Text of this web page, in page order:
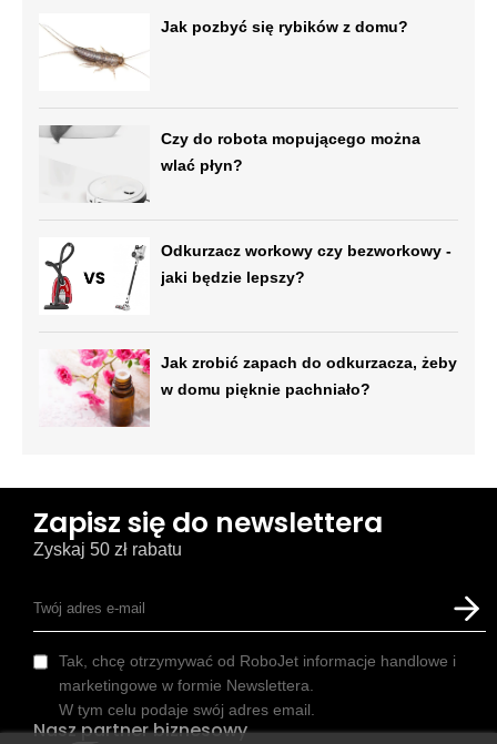
Jak pozbyć się rybików z domu?
Czy do robota mopującego można
wlać płyn?
Odkurzacz workowy czy bezworkowy -
jaki będzie lepszy?
Jak zrobić zapach do odkurzacza, żeby
w domu pięknie pachniało?
Zapisz się do newslettera
Zyskaj 50 zł rabatu
Tak, chcę otrzymywać od RoboJet informacje handlowe i
marketingowe w formie Newslettera.
W tym celu podaje swój adres email.
Nasz partner biznesowy